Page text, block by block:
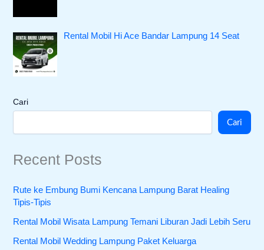
Rental Mobil Hi Ace Bandar Lampung 14 Seat
Cari
Cari
Recent Posts
Rute ke Embung Bumi Kencana Lampung Barat Healing
Tipis-Tipis
Rental Mobil Wisata Lampung Temani Liburan Jadi Lebih Seru
Rental Mobil Wedding Lampung Paket Keluarga